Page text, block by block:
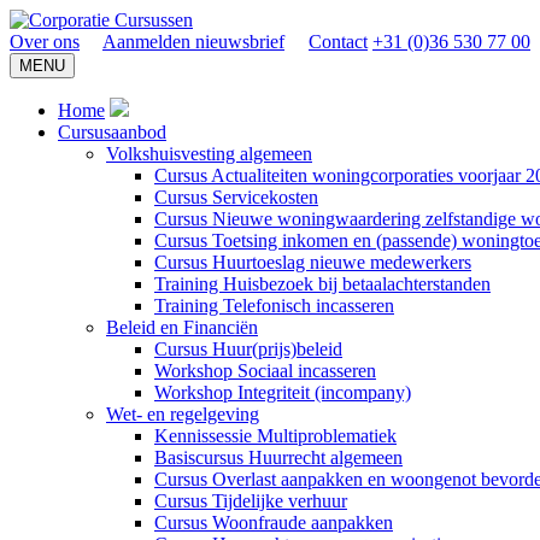
Over ons Aanmelden nieuwsbrief Contact +31 (0)36 530 77 00
MENU
Home
Cursusaanbod
Volkshuisvesting algemeen
Cursus Actualiteiten woningcorporaties voorjaar
Cursus Servicekosten
Cursus Nieuwe woningwaardering zelfstandige
Cursus Toetsing inkomen en (passende)
Cursus Huurtoeslag nieuwe medewerkers
Training Huisbezoek bij betaalachterstanden
Training Telefonisch incasseren
Beleid en Financiën
Cursus Huur(prijs)beleid
Workshop Sociaal incasseren
Workshop Integriteit (incompany)
Wet- en regelgeving
Kennissessie Multiproblematiek
Basiscursus Huurrecht algemeen
Cursus Overlast aanpakken en woongenot
Cursus Tijdelijke verhuur
Cursus Woonfraude aanpakken